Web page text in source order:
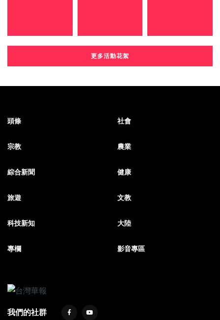
更多活動花絮
頭條 社會
宗教 農業
綜合新聞 健康
旅遊 文教
科技新知 大陸
專欄 影音專區
我們的社群